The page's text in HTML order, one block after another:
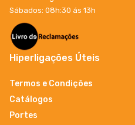
Sábados: 08h:30 ás 13h
Hiperligações Úteis
Termos e Condições
Catálogos
Portes